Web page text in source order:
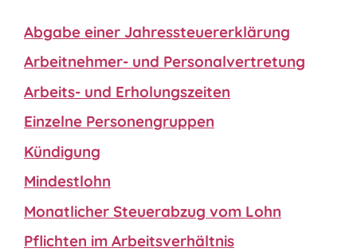
Abgabe einer Jahressteuererklärung
Arbeitnehmer- und Personalvertretung
Arbeits- und Erholungszeiten
Einzelne Personengruppen
Kündigung
Mindestlohn
Monatlicher Steuerabzug vom Lohn
Pflichten im Arbeitsverhältnis